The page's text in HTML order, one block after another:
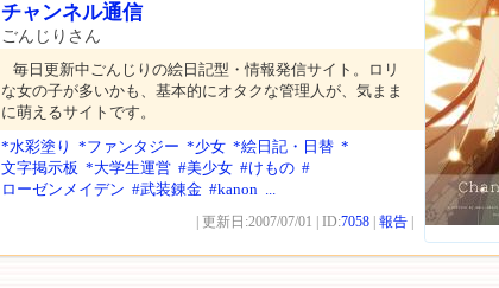
チャンネル通信
ごんじりさん
毎日更新中ごんじりの絵日記型・情報発信サイト。ロリ
な女の子が多いかも、基本的にオタクな管理人が、気まま
に萌えるサイトです。
*水彩塗り *ファンタジー *少女 *絵日記・日替 *
文字掲示板 *大学生運営 #美少女 #けもの #
ローゼンメイデン #武装錬金 #kanon ...
| 更新日:2007/07/01 | ID:7058 報告